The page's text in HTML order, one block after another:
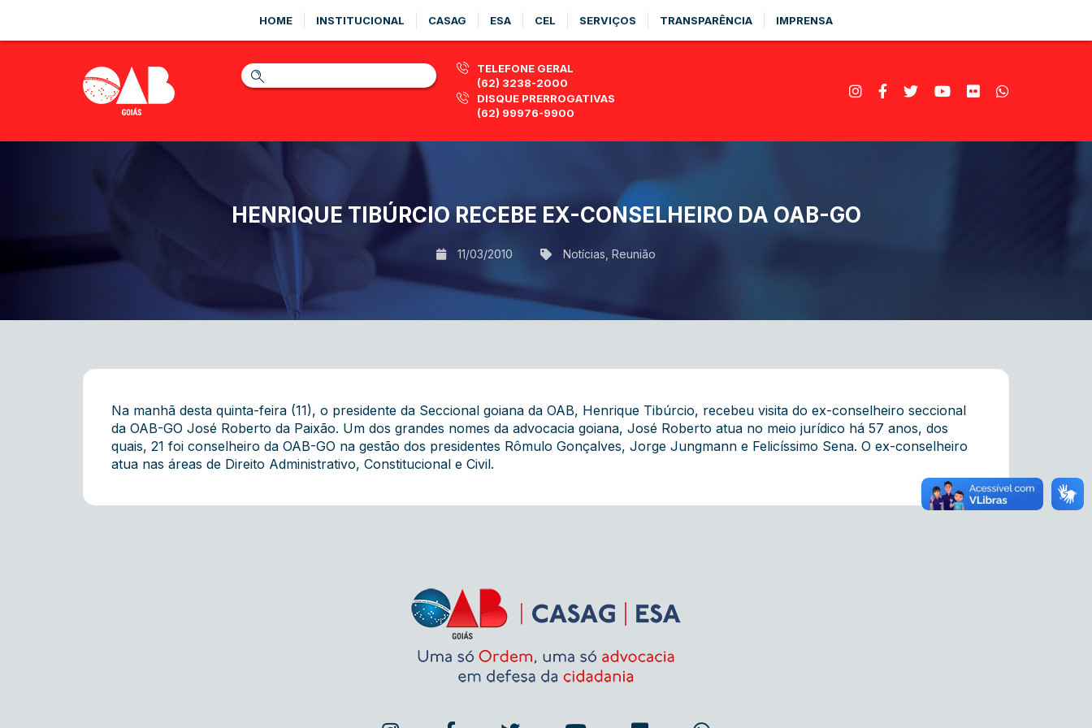
HOME INSTITUCIONAL CASAG ESA CEL SERVIÇOS TRANSPARÊNCIA IMPRENSA
TELEFONE GERAL
(62) 3238-2000
DISQUE PRERROGATIVAS
(62) 99976-9900
HENRIQUE TIBÚRCIO RECEBE EX-CONSELHEIRO DA OAB-GO
11/03/2010 Notícias Reunião
Na manhã desta quinta-feira (11), o presidente da Seccional goiana da OAB, Henrique Tibúrcio, recebeu visita do ex-conselheiro seccional
da OAB-GO José Roberto da Paixão. Um dos grandes nomes da advocacia goiana, José Roberto atua no meio jurídico há 57 anos, dos
quais, 21 foi conselheiro da OAB-GO na gestão dos presidentes Rômulo Gonçalves, Jorge Jungmann e Felicíssimo Sena. O ex-conselheiro
atua nas áreas de Direito Administrativo, Constitucional e Civil.